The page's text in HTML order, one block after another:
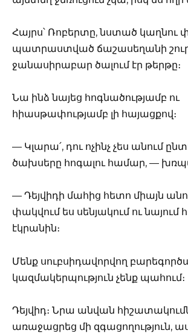
Հայրս՝ Ռոբերտը, նստած կաղնու
պատրաստված ճաշասեղանի
ջանասիրաբար ծալում էր թերթը։
Նա ինձ նայեց հոգնածությամբ ու
հիասթափությամբ լի հայացքով։
— Կլարա՛, դու ոչինչ չես անում
ծախսերը հոգալու համար, —
— Դեյվիդի մահից հետո միայն
փակվում ես սենյակում ու
էկրանին։
Մենք սուբսիդավորվող
կազմակերպություն չենք պահում։
Դեյվիդ։ Նրա անվան
առաջացրեց մի զգացողություն,